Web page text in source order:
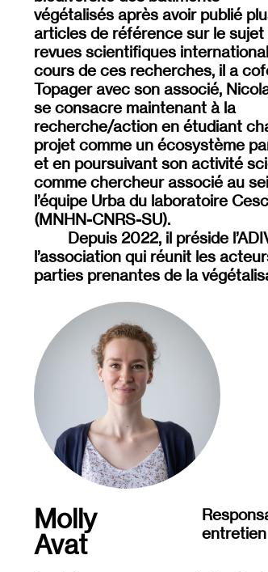
végétalisésaprès avoir publié
articles de référence sur le sujet
revues scientifiques
cours de ces recherches, il a
Topager avec son associé,
se consacre maintenant à la
recherche/action en étudiant
projet comme un écosystème
et en poursuivant son activité
comme chercheur associé au
l’équipe Urba du laboratoire
(MNHN-CNRS-SU).
Depuis 2022, il préside
l’association qui réunit les
parties prenantes de la
Molly
Avat
entretien